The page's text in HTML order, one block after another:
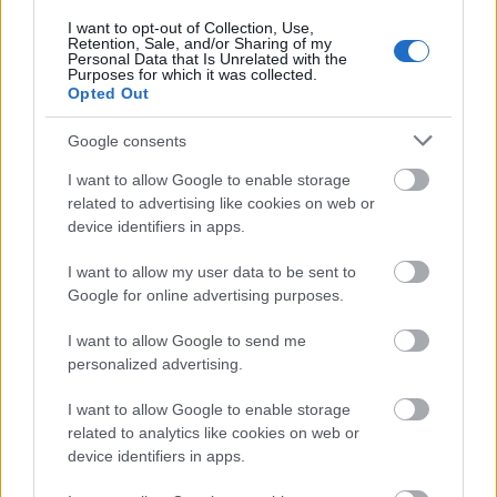
I want to opt-out of Collection, Use,
Retention, Sale, and/or Sharing of my
Personal Data that Is Unrelated with the
Purposes for which it was collected.
Opted Out
Google consents
I want to allow Google to enable storage
related to advertising like cookies on web or
device identifiers in apps.
I want to allow my user data to be sent to
Google for online advertising purposes.
I want to allow Google to send me
personalized advertising.
I want to allow Google to enable storage
related to analytics like cookies on web or
device identifiers in apps.
A korábbiak (kivéve az elsőt, ami már sold out) és az
új lapszám itt megrendelhető
fizethetsz a magazinraitt.
a korábbi számok fókusztémái:
a 2011. júliusi REC001Popzene és nyár
a 2011. szeptemberi REC002
Popzene és
homoszexualitás
a 2011. novemberi REC003Popzene és gyerekek
a 2012. februári REC004Popzene és drogok
a 2012. augusztusi REC006Popzene és sport
a 2012. októberi REC007Popzene és divat
a 2012. decemberi REC008